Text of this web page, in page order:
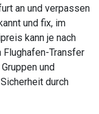
an und verpassen
und fix, im
kann je nach
Flughafen-Transfer
und
durch